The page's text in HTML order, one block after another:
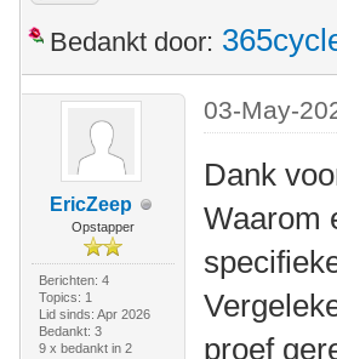
Bedankt door:
EricZeep
Opstapper
Berichten: 4
Topics: 1
Lid sinds: Apr 2026
Bedankt: 3
9 x bedankt in 2
03-May-
Dank
Waarom
proef